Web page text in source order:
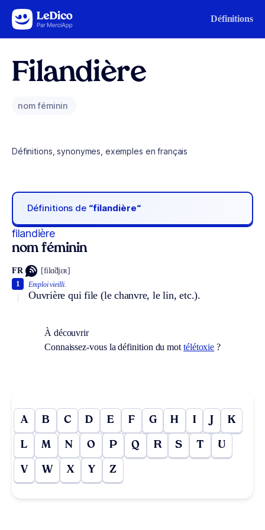
Aller au contenu Définitions
Filandière
nom féminin
Définitions, synonymes, exemples en français
Définitions de “filandière“
filandière
nom féminin
FR [filɑ̃djɛʀ]
Emploi vieilli.
Ouvrière qui file (le chanvre, le lin, etc.).
1
À découvrir
Connaissez-vous la définition du mot télétoxie ?
A B C D E F G H I J K
L M N O P Q R S T U
V W X Y Z